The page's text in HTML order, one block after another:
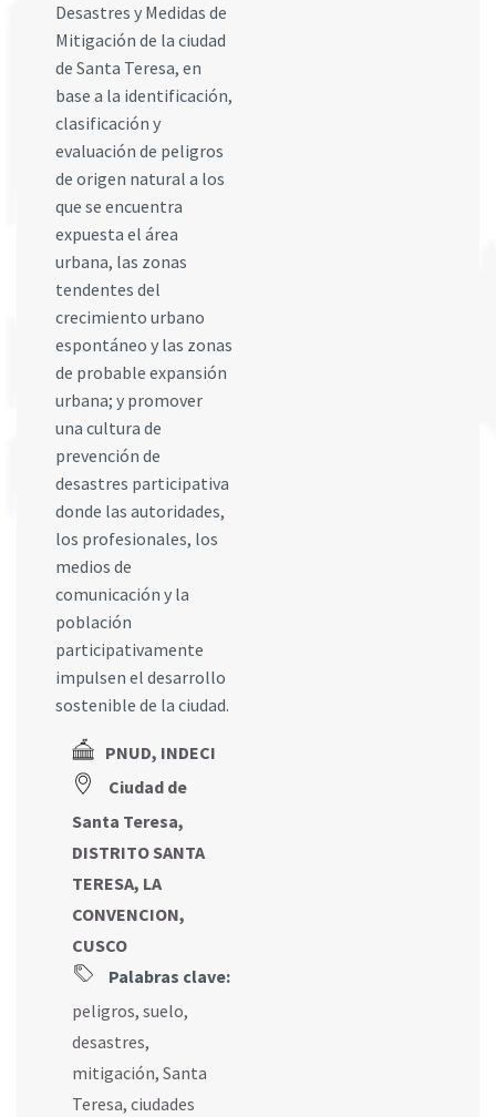
Desastres y Medidas de
Mitigación de la ciudad
de Santa Teresa, en
base a la identificación,
clasificación y
evaluación de peligros
de origen natural a los
que se encuentra
expuesta el área
urbana, las zonas
tendentes del
crecimiento urbano
espontáneo y las zonas
de probable expansión
urbana; y promover
una cultura de
prevención de
desastres participativa
donde las autoridades,
los profesionales, los
medios de
comunicación y la
población
participativamente
impulsen el desarrollo
sostenible de la ciudad.
PNUD, INDECI
Ciudad de
Santa Teresa,
DISTRITO SANTA
TERESA, LA
CONVENCION,
CUSCO
Palabras clave:
peligros, suelo,
desastres,
mitigación, Santa
Teresa, ciudades